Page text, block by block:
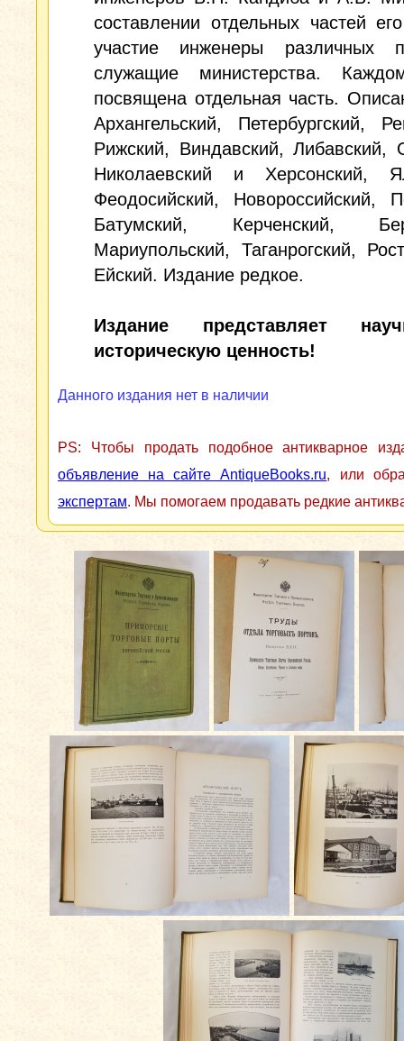
составлении отдельных частей
участие инженеры различных
служащие министерства.
посвящена отдельная часть.
Архангельский, Петербургский,
Рижский, Виндавский, Либавский,
Николаевский и Херсонский,
Феодосийский, Новороссийский,
Батумский, Керченский,
Мариупольский, Таганрогский,
Ейский. Издание редкое.
Издание представляет
историческую ценность!
Данного издания нет в наличии
PS: Чтобы продать подобное антикварное
объявление на сайте AntiqueBooks.ru, или
экспертам. Мы помогаем продавать редкие